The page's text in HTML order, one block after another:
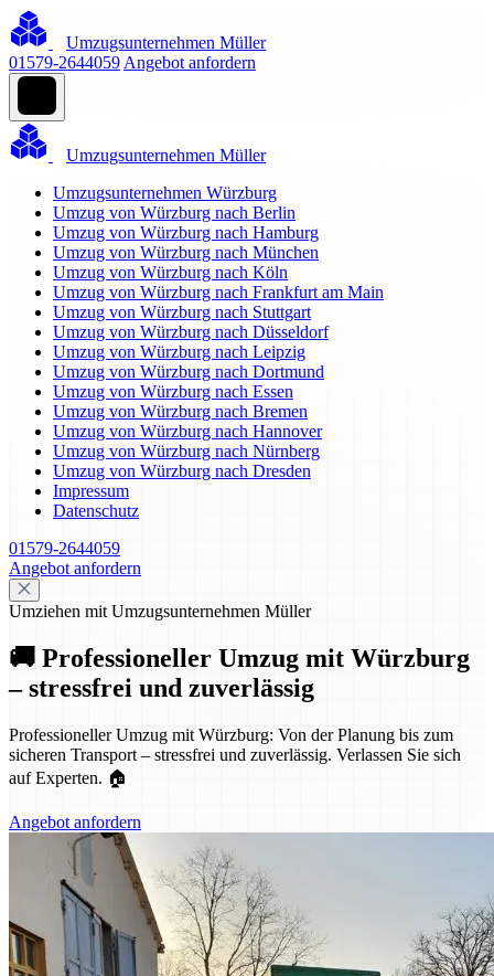
Umzugsunternehmen Müller
01579-2644059 Angebot anfordern
Umzugsunternehmen Müller
Umzugsunternehmen Würzburg
Umzug von Würzburg nach Berlin
Umzug von Würzburg nach Hamburg
Umzug von Würzburg nach München
Umzug von Würzburg nach Köln
Umzug von Würzburg nach Frankfurt am Main
Umzug von Würzburg nach Stuttgart
Umzug von Würzburg nach Düsseldorf
Umzug von Würzburg nach Leipzig
Umzug von Würzburg nach Dortmund
Umzug von Würzburg nach Essen
Umzug von Würzburg nach Bremen
Umzug von Würzburg nach Hannover
Umzug von Würzburg nach Nürnberg
Umzug von Würzburg nach Dresden
Impressum
Datenschutz
01579-2644059
Angebot anfordern
Umziehen mit Umzugsunternehmen Müller
🚚 Professioneller Umzug mit Würzburg
– stressfrei und zuverlässig
Professioneller Umzug mit Würzburg: Von der Planung bis zum
sicheren Transport – stressfrei und zuverlässig. Verlassen Sie sich
auf Experten. 🏠
Angebot anfordern